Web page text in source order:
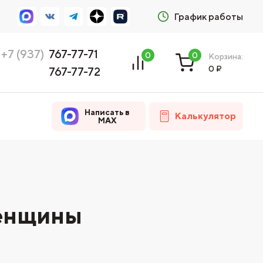
График работы
+7 (937) 767-77-71
767-77-72
0 0
Корзина:
0 ₽
Написать в
MAX
Калькулятор